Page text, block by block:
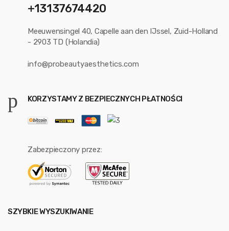
+13137674420
Meeuwensingel 40, Capelle aan den IJssel, Zuid-Holland
- 2903 TD (Holandia)
info@probeautyaesthetics.com
KORZYSTAMY Z BEZPIECZNYCH PŁATNOŚCI
Zabezpieczony przez:
SZYBKIE WYSZUKIWANIE